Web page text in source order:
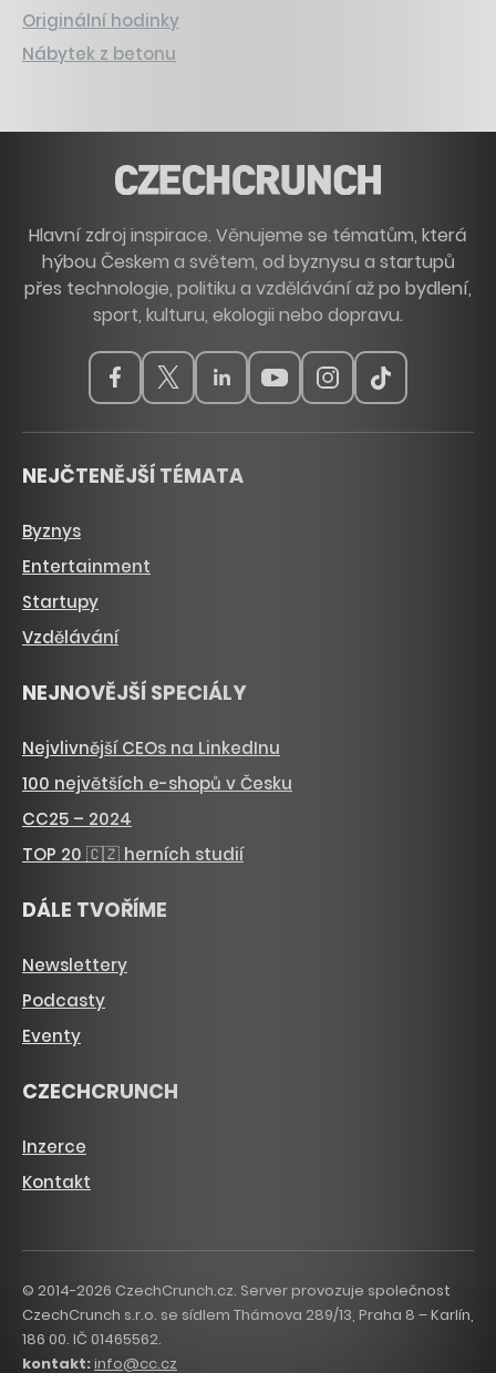
Originální hodinky
Nábytek z betonu
Hlavní zdroj inspirace. Věnujeme se tématům, která
hýbou Českem a světem, od byznysu a startupů
přes technologie, politiku a vzdělávání až po bydlení,
sport, kulturu, ekologii nebo dopravu.
NEJČTENĚJŠÍ TÉMATA
Byznys
Entertainment
Startupy
Vzdělávání
NEJNOVĚJŠÍ SPECIÁLY
Nejvlivnější CEOs na LinkedInu
100 největších e-shopů v Česku
CC25 – 2024
TOP 20 🇨🇿 herních studií
DÁLE TVOŘÍME
Newslettery
Podcasty
Eventy
CZECHCRUNCH
Inzerce
Kontakt
© 2014-2026 CzechCrunch.cz. Server provozuje společnost
CzechCrunch s.r.o. se sídlem Thámova 289/13, Praha 8 – Karlín,
186 00. IČ 01465562.
kontakt:info@cc.cz